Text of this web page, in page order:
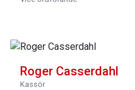
Roger Casserdahl
Kassör